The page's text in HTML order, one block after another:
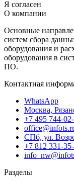
Я согласен
О компании
Основные
систем сбора
оборудования и
оборудования в
ПО.
Контактная
WhatsApp
Москва,
+7 495 744-
СПб, ул.
+7 812 331-
Разделы